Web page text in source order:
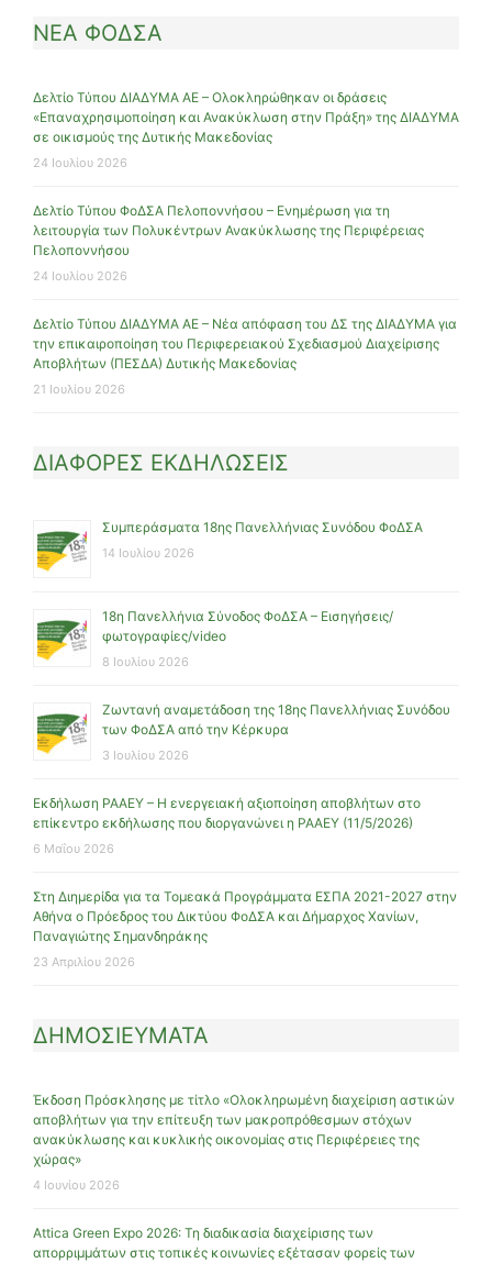
ΝΕΑ ΦΟΔΣΑ
Δελτίο Τύπου ΔΙΑΔΥΜΑ ΑΕ – Ολοκληρώθηκαν οι δράσεις
«Επαναχρησιμοποίηση και Ανακύκλωση στην Πράξη» της ΔΙΑΔΥΜΑ
σε οικισμούς της Δυτικής Μακεδονίας
24 Ιουλίου 2026
Δελτίο Τύπου ΦοΔΣΑ Πελοποννήσου – Ενημέρωση για τη
λειτουργία των Πολυκέντρων Ανακύκλωσης της Περιφέρειας
Πελοποννήσου
24 Ιουλίου 2026
Δελτίο Τύπου ΔΙΑΔΥΜΑ ΑΕ – Νέα απόφαση του ΔΣ της ΔΙΑΔΥΜΑ για
την επικαιροποίηση του Περιφερειακού Σχεδιασμού Διαχείρισης
Αποβλήτων (ΠΕΣΔΑ) Δυτικής Μακεδονίας
21 Ιουλίου 2026
ΔΙΑΦΟΡΕΣ ΕΚΔΗΛΩΣΕΙΣ
Συμπεράσματα 18ης Πανελλήνιας Συνόδου ΦοΔΣΑ
14 Ιουλίου 2026
18η Πανελλήνια Σύνοδος ΦοΔΣΑ – Εισηγήσεις/
φωτογραφίες/video
8 Ιουλίου 2026
Ζωντανή αναμετάδοση της 18ης Πανελλήνιας Συνόδου
των ΦοΔΣΑ από την Κέρκυρα
3 Ιουλίου 2026
Εκδήλωση ΡΑΑΕΥ – Η ενεργειακή αξιοποίηση αποβλήτων στο
επίκεντρο εκδήλωσης που διοργανώνει η ΡΑΑΕΥ (11/5/2026)
6 Μαΐου 2026
Στη Διημερίδα για τα Τομεακά Προγράμματα ΕΣΠΑ 2021-2027 στην
Αθήνα ο Πρόεδρος του Δικτύου ΦοΔΣΑ και Δήμαρχος Χανίων,
Παναγιώτης Σημανδηράκης
23 Απριλίου 2026
ΔΗΜΟΣΙΕΥΜΑΤΑ
Έκδοση Πρόσκλησης με τίτλο «Ολοκληρωμένη διαχείριση αστικών
αποβλήτων για την επίτευξη των μακροπρόθεσμων στόχων
ανακύκλωσης και κυκλικής οικονομίας στις Περιφέρειες της
χώρας»
4 Ιουνίου 2026
Attica Green Expo 2026: Τη διαδικασία διαχείρισης των
απορριμμάτων στις τοπικές κοινωνίες εξέτασαν φορείς των